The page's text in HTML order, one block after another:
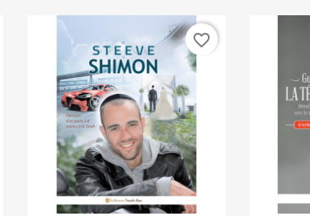
favorite_border